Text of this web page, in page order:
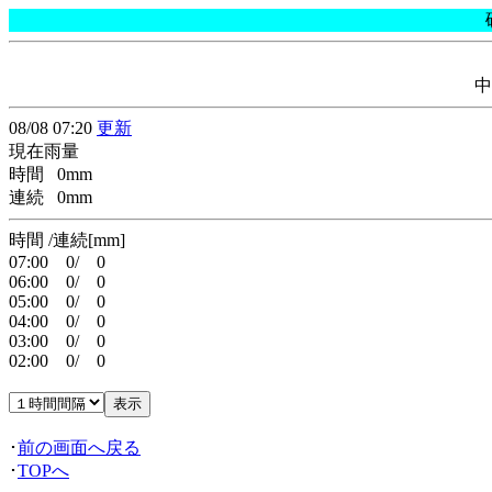
08/08 07:20 更新
現在雨量
時間 0mm
連続 0mm
時間 /連続[mm]
07:00 0/ 0
06:00 0/ 0
05:00 0/ 0
04:00 0/ 0
03:00 0/ 0
02:00 0/ 0
･前の画面へ戻る
･TOPへ